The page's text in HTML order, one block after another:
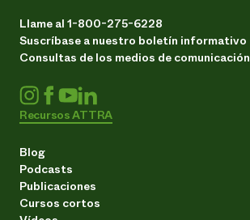
Llame al 1-800-275-6228
Suscríbase a nuestro boletín informativo
Consultas de los medios de comunicación
Recursos ATTRA
Blog
Podcasts
Publicaciones
Cursos cortos